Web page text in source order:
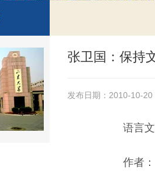
张卫国：保持
发布日期：2010-10-20
语言
作者